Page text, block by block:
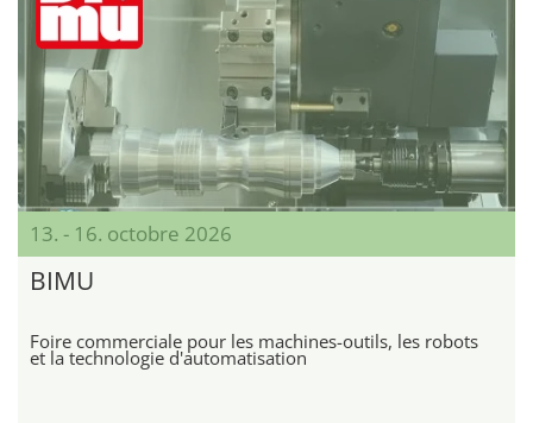
13. - 16. octobre 2026
BIMU
Foire commerciale pour les machines-outils, les robots
et la technologie d'automatisation